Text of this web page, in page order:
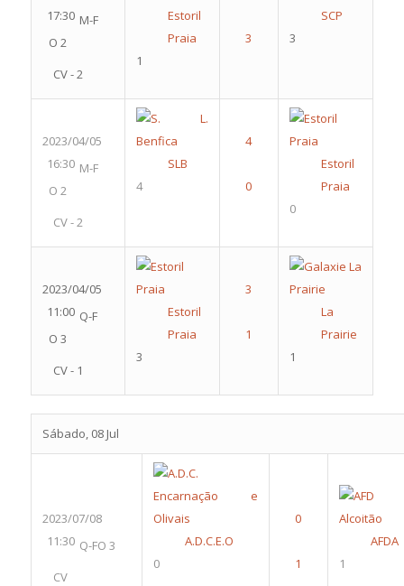
17:30 M-F
O 2
CV - 2
Estoril
Praia
1
SCP
3
2023/04/05
16:30 M-F
O 2
CV - 2
SLB
4
Estoril
Praia
0
2023/04/05
11:00 Q-F
O 3
CV - 1
Estoril
Praia
3
La
Prairie
1
Sábado, 08 Jul
2023/07/08
11:30 Q-FO 3
CV
A.D.C.E.O
0
AFDA
1